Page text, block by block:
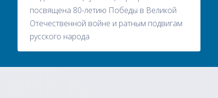
посвящена 80-летию Победы в Великой
Отечественной войне и ратным подвигам
русского народа